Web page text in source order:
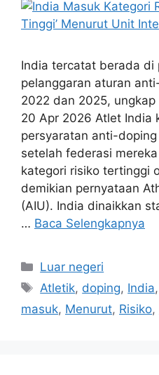
India tercatat berada di
pelanggaran aturan
2022 dan 2025,
20 Apr 2026 Atlet India
persyaratan anti-
setelah federasi
kategori risiko tertinggi
demikian pernyataan
(AIU). India dinaikkan
… Baca Selengkapnya
Kategori
Luar negeri
Tag
Atletik, doping, India,
masuk, Menurut, Risiko,